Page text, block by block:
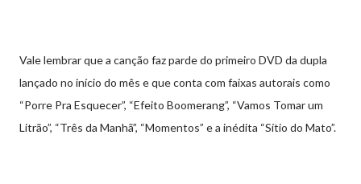
Vale lembrar que a canção faz parde do primeiro DVD da dupla
lançado no início do mês e que conta com faixas autorais como
“Porre Pra Esquecer”, “Efeito Boomerang”, “Vamos Tomar um
Litrão”, “Três da Manhã”, “Momentos” e a inédita “Sítio do Mato”.